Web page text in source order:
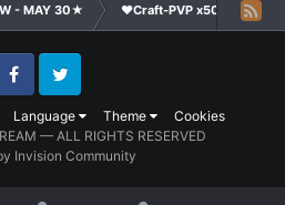
- MAY 30★ ❤Craft-PVP x50★
Language Theme Cookies
Twitter
— ALL RIGHTS RESERVED
Invision Community